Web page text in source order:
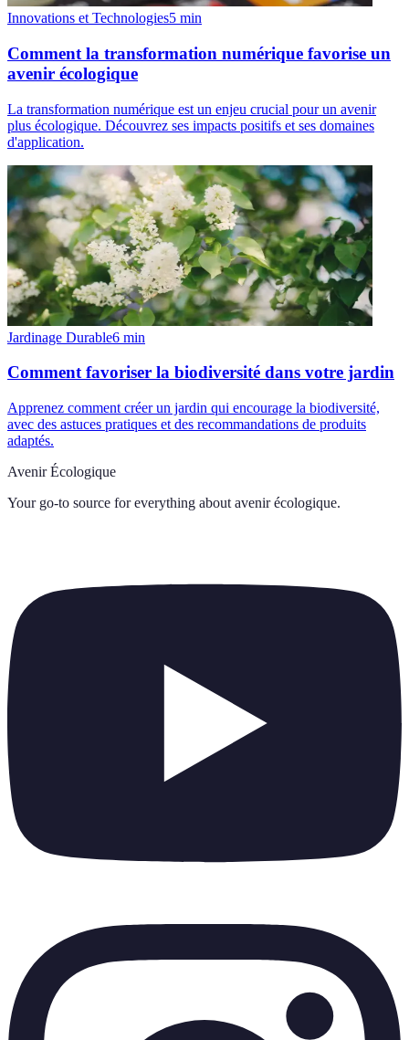
Innovations et Technologies5 min
Comment la transformation numérique favorise un
avenir écologique
La transformation numérique est un enjeu crucial pour un avenir
plus écologique. Découvrez ses impacts positifs et ses domaines
d'application.
Jardinage Durable6 min
Comment favoriser la biodiversité dans votre jardin
Apprenez comment créer un jardin qui encourage la biodiversité,
avec des astuces pratiques et des recommandations de produits
adaptés.
Avenir Écologique
Your go-to source for everything about avenir écologique.